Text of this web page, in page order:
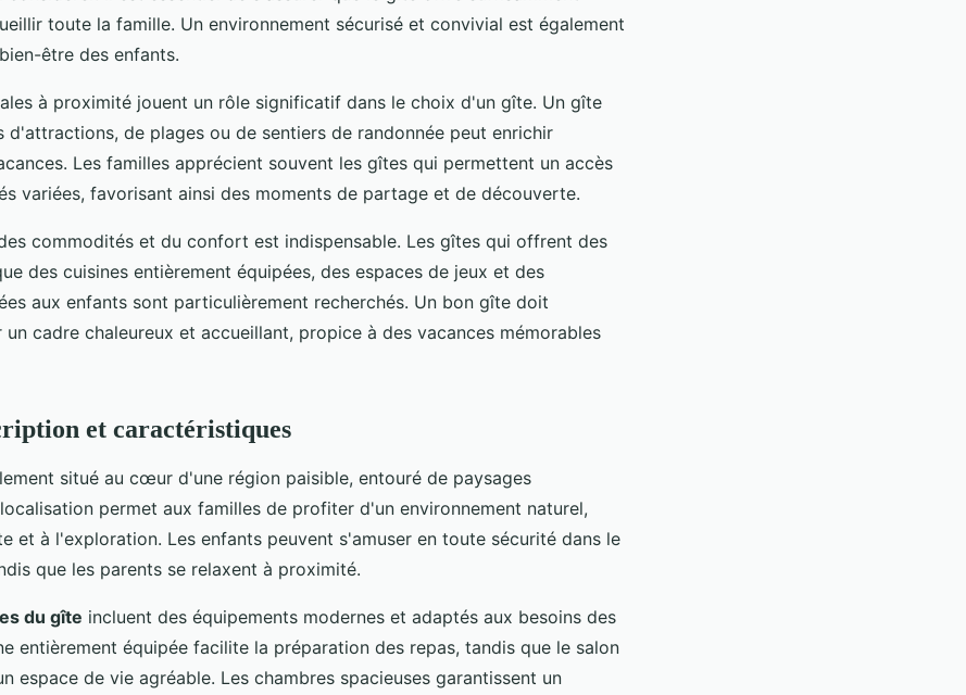
toute la famille. Un environnement sécurisé et convivial est également
être des enfants.
à proximité jouent un rôle significatif dans le choix d'un gîte. Un gîte
d'attractions, de plages ou de sentiers de randonnée peut enrichir
Les familles apprécient souvent les gîtes qui permettent un accès
variées, favorisant ainsi des moments de partage et de découverte.
commodités et du confort est indispensable. Les gîtes qui offrent des
des cuisines entièrement équipées, des espaces de jeux et des
aux enfants sont particulièrement recherchés. Un bon gîte doit
cadre chaleureux et accueillant, propice à des vacances mémorables
et caractéristiques
situé au cœur d'une région paisible, entouré de paysages
permet aux familles de profiter d'un environnement naturel,
et à l'exploration. Les enfants peuvent s'amuser en toute sécurité dans le
que les parents se relaxent à proximité.
du gîte incluent des équipements modernes et adaptés aux besoins des
entièrement équipée facilite la préparation des repas, tandis que le salon
espace de vie agréable. Les chambres spacieuses garantissent un